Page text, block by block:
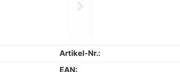
Artikel-Nr.:
EAN: